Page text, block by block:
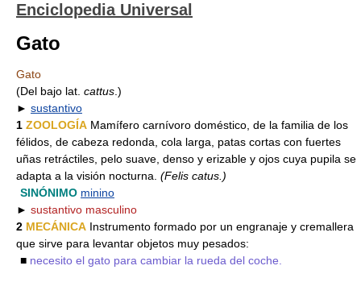
Enciclopedia Universal
Gato
Gato
(Del bajo lat. cattus .)
► sustantivo
1 ZOOLOGÍA Mamífero carnívoro doméstico, de la familia de los
félidos, de cabeza redonda, cola larga, patas cortas con fuertes
uñas retráctiles, pelo suave, denso y erizable y ojos cuya pupila se
adapta a la visión nocturna. (Felis catus.)
SINÓNIMO minino
► sustantivo masculino
2 MECÁNICA Instrumento formado por un engranaje y cremallera
que sirve para levantar objetos muy pesados:
■ necesito el gato para cambiar la rueda del coche.